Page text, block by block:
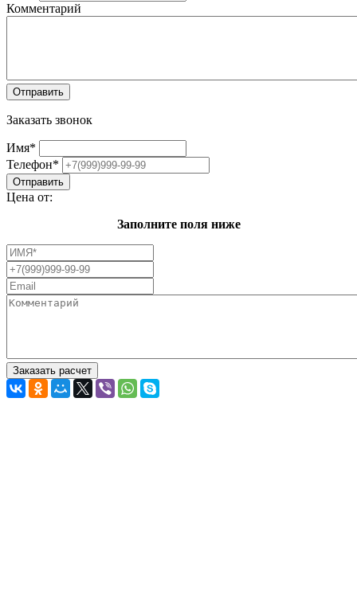
Комментарий
Заказать звонок
Имя*
Телефон*
Цена от:
Заполните поля ниже